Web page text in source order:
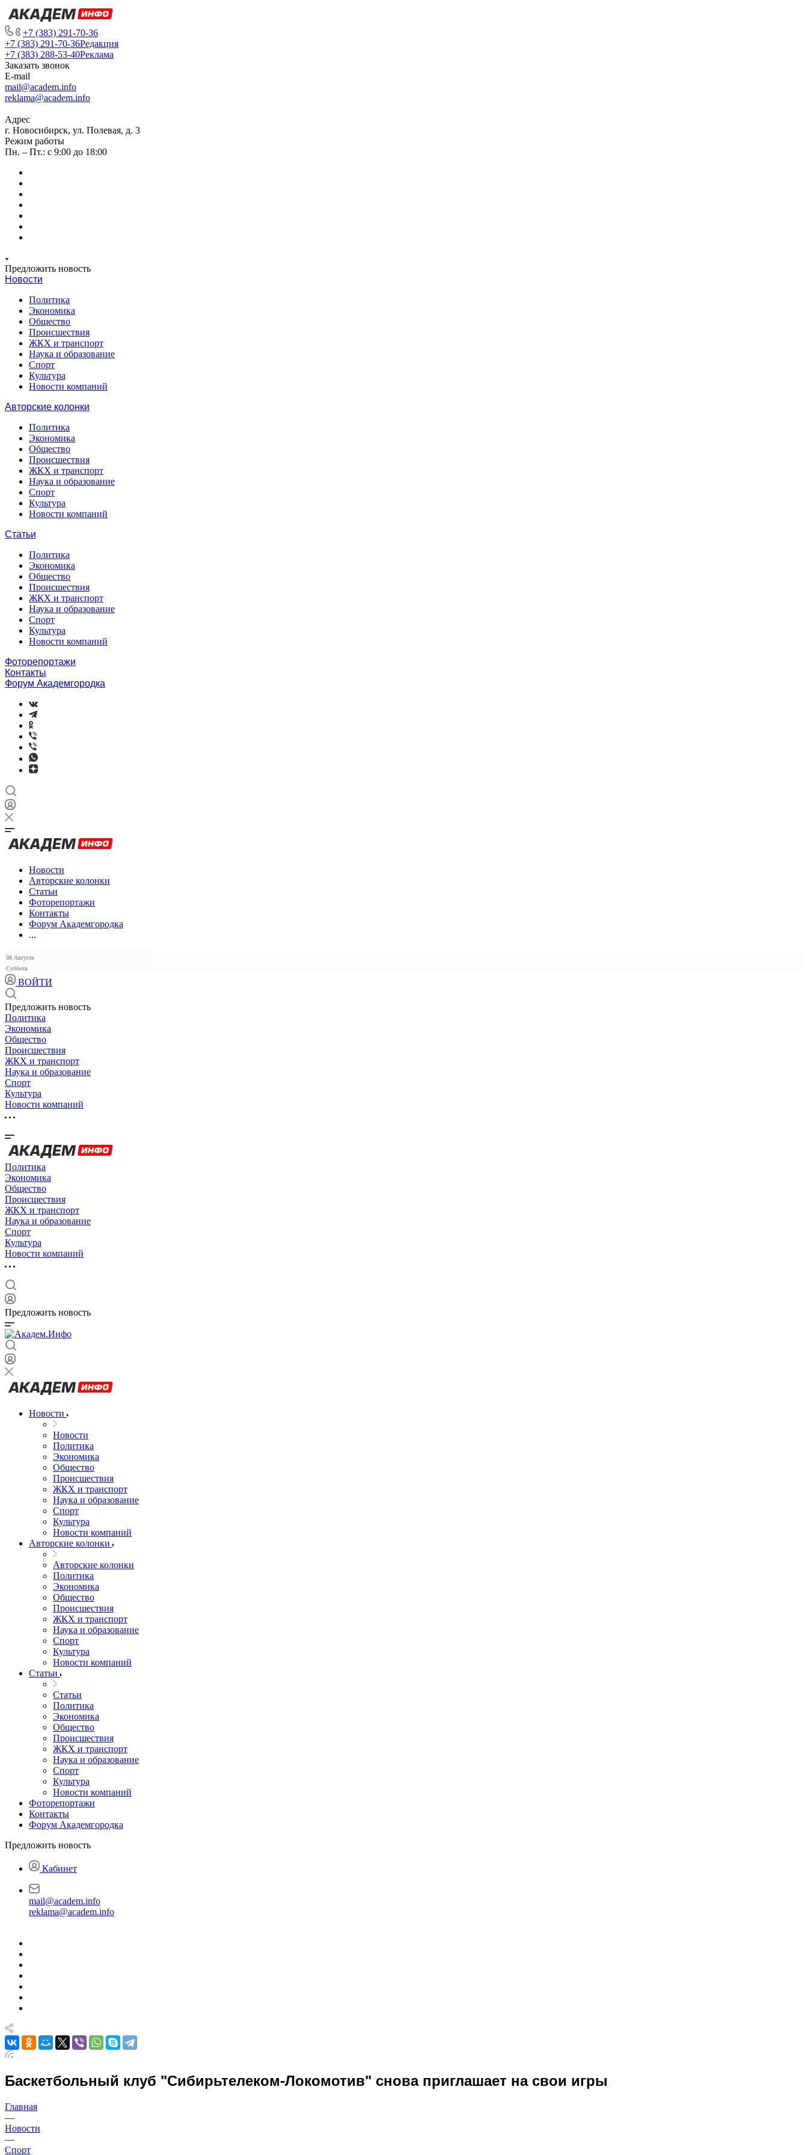
+7 (383) 291-70-36
+7 (383) 291-70-36Редакция
+7 (383) 288-53-40Реклама
Заказать звонок
E-mail
mail@academ.info
reklama@academ.info
Адрес
г. Новосибирск, ул. Полевая, д. 3
Режим работы
Пн. – Пт.: с 9:00 до 18:00
Предложить новость
Новости
Политика
Экономика
Общество
Происшествия
ЖКХ и транспорт
Наука и образование
Спорт
Культура
Новости компаний
Авторские колонки
Политика
Экономика
Общество
Происшествия
ЖКХ и транспорт
Наука и образование
Спорт
Культура
Новости компаний
Статьи
Политика
Экономика
Общество
Происшествия
ЖКХ и транспорт
Наука и образование
Спорт
Культура
Новости компаний
Фоторепортажи
Контакты
Форум Академгородка
Новости
Авторские колонки
Статьи
Фоторепортажи
Контакты
Форум Академгородка
...
08 Августа
Суббота
ВОЙТИ
Предложить новость
Политика
Экономика
Общество
Происшествия
ЖКХ и транспорт
Наука и образование
Спорт
Культура
Новости компаний
Политика
Экономика
Общество
Происшествия
ЖКХ и транспорт
Наука и образование
Спорт
Культура
Новости компаний
Предложить новость
Новости
Новости
Политика
Экономика
Общество
Происшествия
ЖКХ и транспорт
Наука и образование
Спорт
Культура
Новости компаний
Авторские колонки
Авторские колонки
Политика
Экономика
Общество
Происшествия
ЖКХ и транспорт
Наука и образование
Спорт
Культура
Новости компаний
Статьи
Статьи
Политика
Экономика
Общество
Происшествия
ЖКХ и транспорт
Наука и образование
Спорт
Культура
Новости компаний
Фоторепортажи
Контакты
Форум Академгородка
Предложить новость
Кабинет
mail@academ.info
reklama@academ.info
Баскетбольный клуб "Сибирьтелеком-Локомотив" снова приглашает на свои игры
Главная
—
Новости
—
Спорт